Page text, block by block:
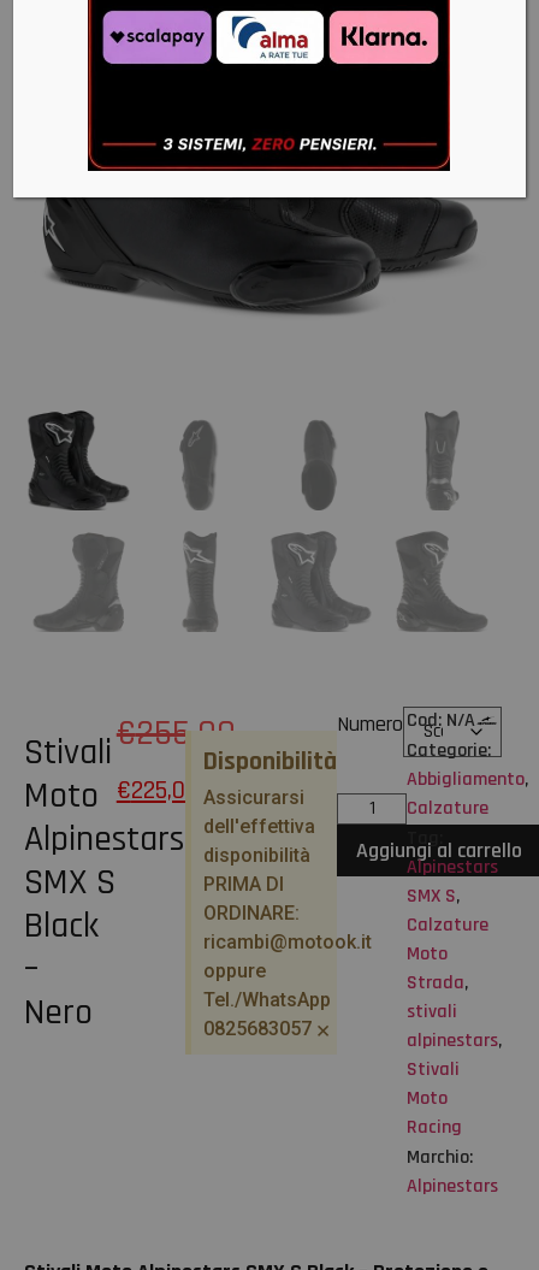
Stivali
Moto
Alpinestars
SMX S
Black
–
Nero
€255,00
€225,00
Disponibilità
Assicurarsi
dell'effettiva
disponibilità
PRIMA DI
ORDINARE:
ricambi@motook.it
oppure
Tel./WhatsApp
0825683057 ×
Numero
Aggiungi al carrello
Cod: N/A
Categorie:
Abbigliamento,
Calzature
Tag:
Alpinestars
SMX S,
Calzature
Moto
Strada,
stivali
alpinestars,
Stivali
Moto
Racing
Marchio:
Alpinestars